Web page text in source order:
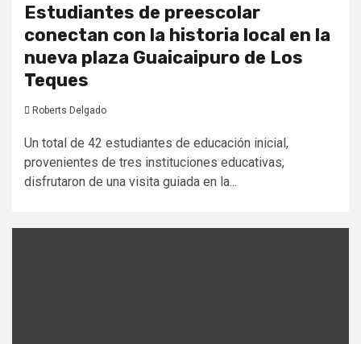
Estudiantes de preescolar
conectan con la historia local en la
nueva plaza Guaicaipuro de Los
Teques
Roberts Delgado
Un total de 42 estudiantes de educación inicial,
provenientes de tres instituciones educativas,
disfrutaron de una visita guiada en la...